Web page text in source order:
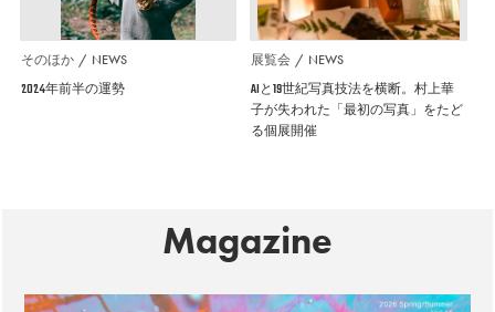
そのほか NEWS
2024年前半の運勢
展覧会 NEWS
AIと19世紀写真技法を横断。村上華
子が失われた「最初の写真」をたど
る個展開催
Magazine